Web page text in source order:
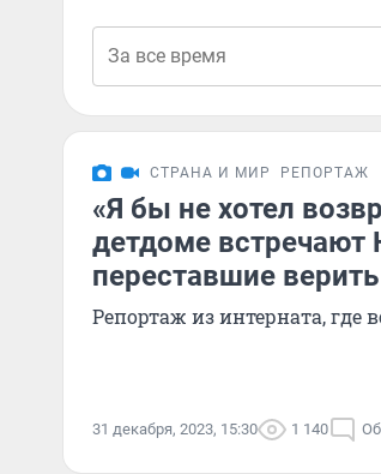
СТРАНА И МИР РЕПОРТАЖ
«Я бы не хотел
детдоме встречают
переставшие
Репортаж из интерната,
31 декабря, 2023, 15:30 1 140